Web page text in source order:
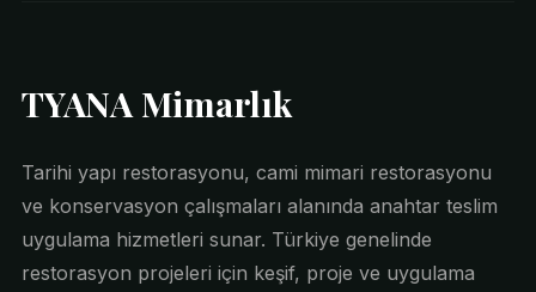
TYANA Mimarlık
Tarihi yapı restorasyonu, cami mimari restorasyonu
ve konservasyon çalışmaları alanında anahtar teslim
uygulama hizmetleri sunar. Türkiye genelinde
restorasyon projeleri için keşif, proje ve uygulama